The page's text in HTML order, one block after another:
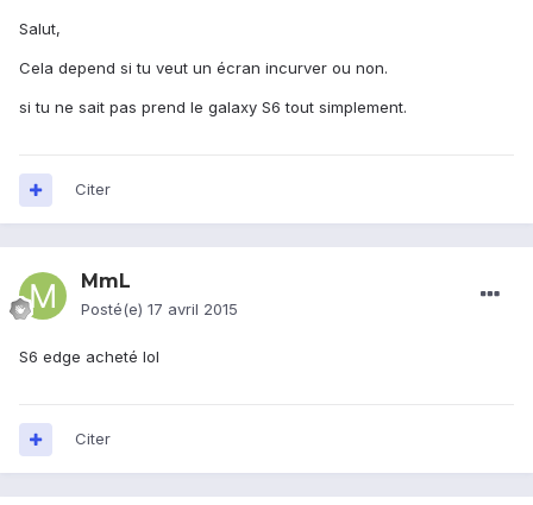
Salut,
Cela depend si tu veut un écran incurver ou non.
si tu ne sait pas prend le galaxy S6 tout simplement.
Citer
MmL
Posté(e) 17 avril 2015
S6 edge acheté lol
Citer